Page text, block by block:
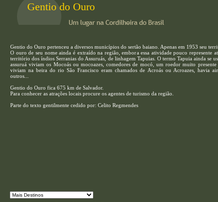
Gentio do Ouro
Gentio do Ouro pertenceu a diversos municípios do sertão baiano. Apenas em 1953 seu
O ouro de seu nome ainda é extraído na região, embora essa atividade pouco represente
território dos índios Serranias do Assuruás, de linhagem Tapuias. O termo Tapuia ainda se
assuruá viviam os Mocoás ou mocoazes, comedores de mocó, um roedor muito
viviam na beira do rio São Francisco eram chamados de Acroás ou Acroazes, havia
outros...
Gentio do Ouro fica 675 km de Salvador.
Para conhecer as atrações locais procure os agentes de turismo da região.
Parte do texto gentilmente cedido por: Celito Regmendes